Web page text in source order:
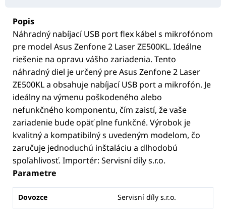
Popis
Náhradný nabíjací USB port flex kábel s mikrofónom
pre model Asus Zenfone 2 Laser ZE500KL. Ideálne
riešenie na opravu vášho zariadenia. Tento
náhradný diel je určený pre Asus Zenfone 2 Laser
ZE500KL a obsahuje nabíjací USB port a mikrofón. Je
ideálny na výmenu poškodeného alebo
nefunkčného komponentu, čím zaistí, že vaše
zariadenie bude opäť plne funkčné. Výrobok je
kvalitný a kompatibilný s uvedeným modelom, čo
zaručuje jednoduchú inštaláciu a dlhodobú
spoľahlivosť. Importér: Servisní díly s.r.o.
Parametre
Dovozce Servisní díly s.r.o.